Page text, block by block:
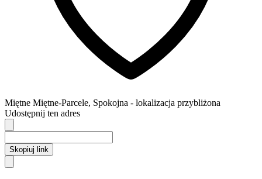
Miętne Miętne-Parcele, Spokojna - lokalizacja przybliżona
Udostępnij ten adres
Skopiuj link